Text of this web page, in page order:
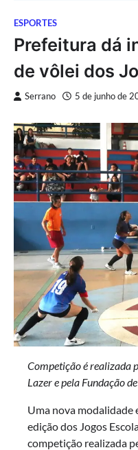
ESPORTES
Prefeitura dá
de vôlei dos
Serrano 5 de junho de
Competição é realizada
Lazer e pela Fundação
Uma nova modalidade
edição dos Jogos
competição realizada